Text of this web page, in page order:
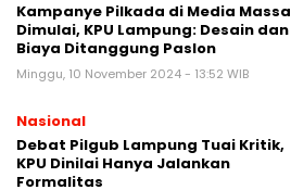
Kampanye Pilkada di Media Massa
Dimulai, KPU Lampung: Desain dan
Biaya Ditanggung Paslon
Minggu, 10 November 2024 - 13:52 WIB
Nasional
Debat Pilgub Lampung Tuai Kritik,
KPU Dinilai Hanya Jalankan
Formalitas